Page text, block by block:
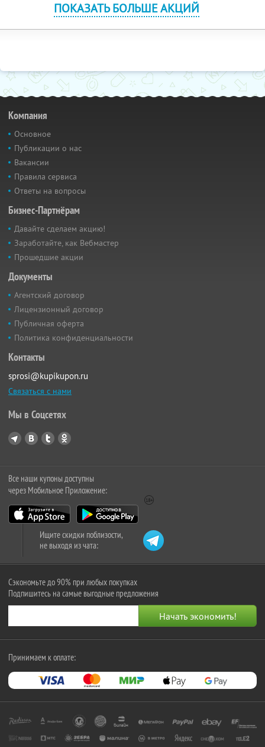
ПОКАЗАТЬ БОЛЬШЕ АКЦИЙ
Компания
Основное
Публикации о нас
Вакансии
Правила сервиса
Ответы на вопросы
Бизнес-Партнёрам
Давайте сделаем акцию!
Заработайте, как Вебмастер
Прошедшие акции
Документы
Агентский договор
Лицензионный договор
Публичная оферта
Политика конфиденциальности
Контакты
sprosi@kupikupon.ru
Связаться с нами
Мы в Соцсетях
Все наши купоны доступны
через Мобильное Приложение:
Ищите скидки поблизости,
не выходя из чата:
Сэкономьте до 90% при любых покупках
Подпишитесь на самые выгодные предложения
Принимаем к оплате: